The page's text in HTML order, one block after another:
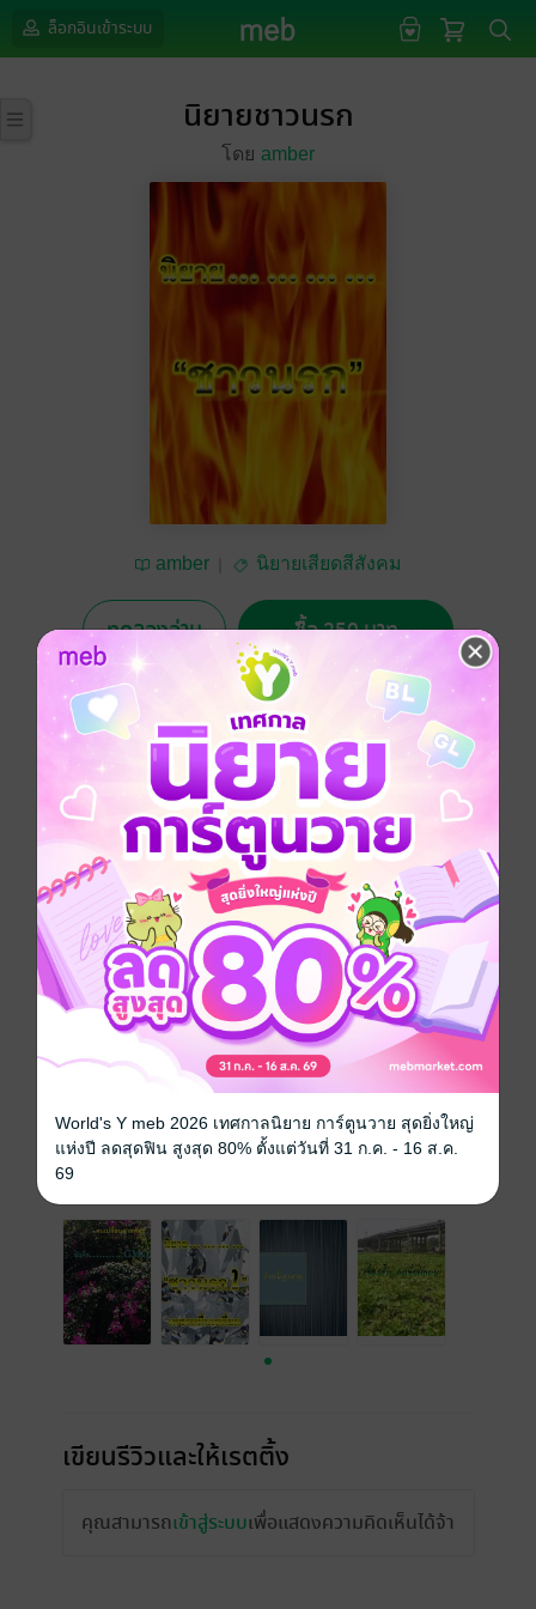
ล็อกอินเข้าระบบ
นิยายชาวนรก
โดย amber
amber นิยายเสียดสีสังคม
ทดลองอ่าน ซื้อ 250 บาท
No Rating
อยากได้ ซื้อเป็นของขวัญ ติดตาม
บทสรุปของชีวิตเด็กยากจนที่มีความทะเยอทะยานอยากจะ
รำ่รวย ที่สุดท้ายแล้วเขาจะเหลืออะไรให้กับชีวิต
ประเภทไฟล์ pdf
วันที่วางขาย 22 มิถุนายน 2561
ความยาว 268 หน้า
ราคาปก 250 บาท
เรื่องที่คุณน่าจะสนใจ
เขียนรีวิวและให้เรตติ้ง
คุณสามารถเข้าสู่ระบบเพื่อแสดงความคิดเห็นได้จ้า
World's Y meb 2026 เทศกาลนิยาย การ์ตูนวาย สุดยิ่งใหญ่
แห่งปี ลดสุดฟิน สูงสุด 80% ตั้งแต่วันที่ 31 ก.ค. - 16 ส.ค.
69